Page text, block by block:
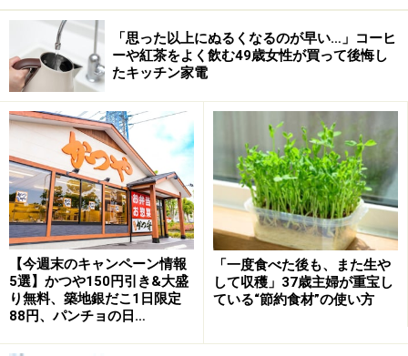
・25～30％未満：1.7％
・30～35％未満：5.7％
・35％以上：8.1％
・貯蓄しなかった：28.1％
50代二人以上世帯の中で一番割合が高いのは、「貯蓄し
なかった」の「28.1％」。次いで、「10～15％未満」の
「20.2％」です。
先取り貯蓄の目安である2～3割は「10％」ですが、それ
よりも多い3割以上は「13.8％」となっています。ご参考
として、50代二人以上世帯の貯蓄割合の平均は「12％」
「思った以上にぬるくなるのが早い…」コーヒ
ーや紅茶をよく飲む49歳女性が買って後悔し
たキッチン家電
【今週末のキャンペーン情報
5選】かつや150円引き&大盛
り無料、築地銀だこ1日限定
88円、パンチョの日…
「一度食べた後も、また生や
して収穫」37歳主婦が重宝し
ている“節約食材”の使い方